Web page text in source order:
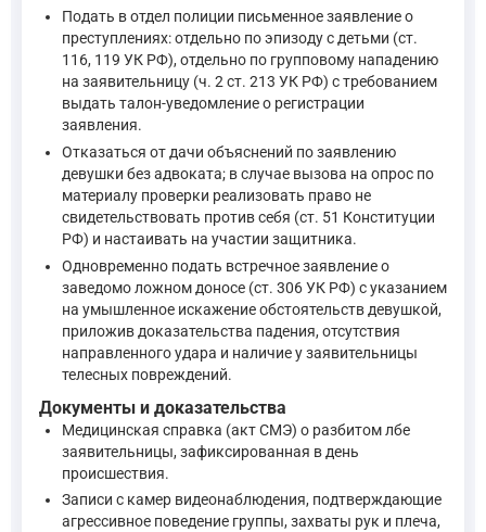
Статья 213. Хулиганство, то есть грубое нарушение
—Уголовный кодекс Российской Федерации, ст. 213
Подать в отдел полиции письменное заявление о
преступлениях: отдельно по эпизоду с детьми (ст.
116, 119 УК РФ), отдельно по групповому нападению
на заявительницу (ч. 2 ст. 213 УК РФ) с требованием
выдать талон-уведомление о регистрации
заявления.
Отказаться от дачи объяснений по заявлению
девушки без адвоката; в случае вызова на опрос по
материалу проверки реализовать право не
свидетельствовать против себя (ст. 51 Конституции
РФ) и настаивать на участии защитника.
Одновременно подать встречное заявление о
заведомо ложном доносе (ст. 306 УК РФ) с указанием
на умышленное искажение обстоятельств девушкой,
приложив доказательства падения, отсутствия
направленного удара и наличие у заявительницы
телесных повреждений.
Документы и доказательства
Медицинская справка (акт СМЭ) о разбитом лбе
заявительницы, зафиксированная в день
происшествия.
Записи с камер видеонаблюдения, подтверждающие
агрессивное поведение группы, захваты рук и плеча,